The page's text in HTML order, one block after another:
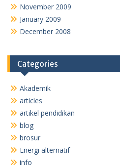
November 2009
January 2009
December 2008
Categories
Akademik
articles
artikel pendidikan
blog
brosur
Energi alternatif
info